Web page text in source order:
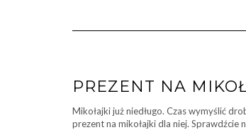
PREZENT NA
Mikołajki już niedługo. Czas wymyślić
prezent na mikołajki dla niej. Sprawdźcie